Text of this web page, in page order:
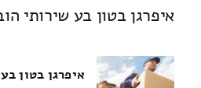
איפרגן בטון בע שירותי
איפרגן בטון